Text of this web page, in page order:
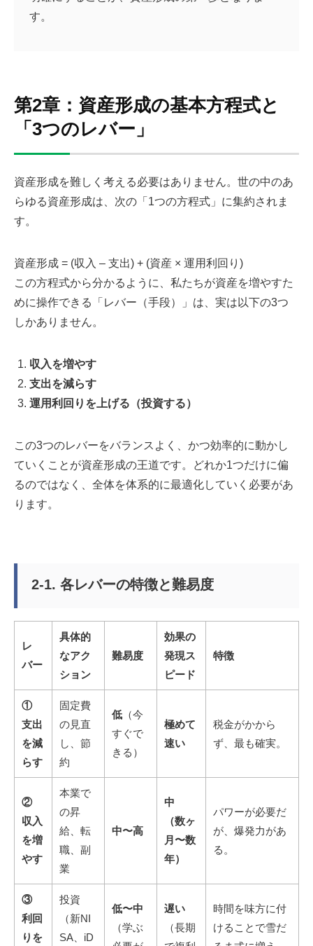
す。
第2章：資産形成の基本方程式と
「3つのレバー」
資産形成を難しく考える必要はありません。世の中のあ
らゆる資産形成は、次の「1つの方程式」に集約されま
す。
資産形成 = (収入 – 支出) + (資産 × 運用利回り)
この方程式から分かるように、私たちが資産を増やすた
めに操作できる「レバー（手段）」は、実は以下の3つ
しかありません。
収入を増やす
支出を減らす
運用利回りを上げる（投資する）
この3つのレバーをバランスよく、かつ効率的に動かし
ていくことが資産形成の王道です。どれか1つだけに偏
るのではなく、全体を体系的に最適化していく必要があ
ります。
2-1. 各レバーの特徴と難易度
レ
バー
具体的
なアク
ション
難易度
効果の
発現ス
ピード
特徴
①
支出
を減
らす
固定費
の見直
し、節
約
低 （今
すぐで
きる）
極めて
速い
税金がかから
ず、最も確実。
②
収入
を増
やす
本業で
の昇
給、転
職、副
業
中〜高
中
（数ヶ
月〜数
年）
パワーが必要だ
が、爆発力があ
る。
③
利回
りを
投資
（新NI
SA、iD
低〜中
（学ぶ
遅い
（長期
時間を味方に付
けることで雪だ